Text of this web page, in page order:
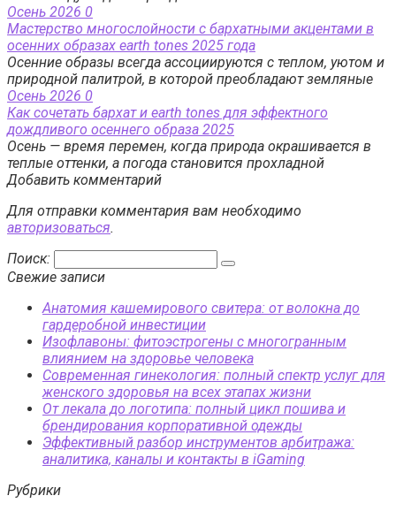
Осень 2026 0
Мастерство многослойности с бархатными акцентами в
осенних образах earth tones 2025 года
Осенние образы всегда ассоциируются с теплом, уютом и
природной палитрой, в которой преобладают земляные
Осень 2026 0
Как сочетать бархат и earth tones для эффектного
дождливого осеннего образа 2025
Осень — время перемен, когда природа окрашивается в
теплые оттенки, а погода становится прохладной
Добавить комментарий
Для отправки комментария вам необходимо
авторизоваться.
Поиск:
Свежие записи
Анатомия кашемирового свитера: от волокна до
гардеробной инвестиции
Изофлавоны: фитоэстрогены с многогранным
влиянием на здоровье человека
Современная гинекология: полный спектр услуг для
женского здоровья на всех этапах жизни
От лекала до логотипа: полный цикл пошива и
брендирования корпоративной одежды
Эффективный разбор инструментов арбитража:
аналитика, каналы и контакты в iGaming
Рубрики